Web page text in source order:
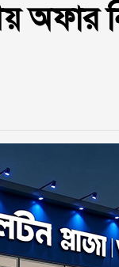
অফার